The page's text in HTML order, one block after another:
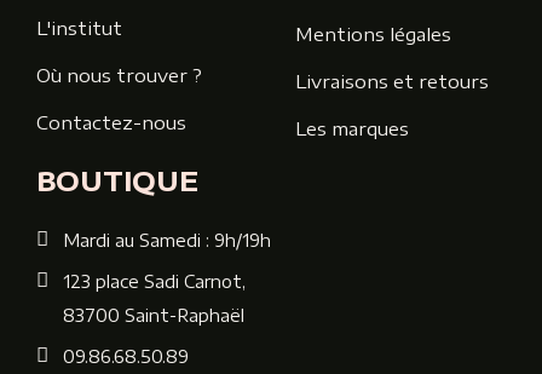
L'institut
Où nous trouver ?
Contactez-nous
Mentions légales
Livraisons et retours
Les marques
BOUTIQUE
Mardi au Samedi : 9h/19h
123 place Sadi Carnot,
83700 Saint-Raphaël
09.86.68.50.89